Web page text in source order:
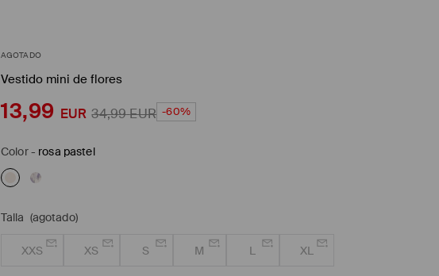
AGOTADO
Vestido mini de flores
13,99 EUR 34,99EUR -60%
Color- rosa pastel
Talla (agotado)
XXS XS S M L XL